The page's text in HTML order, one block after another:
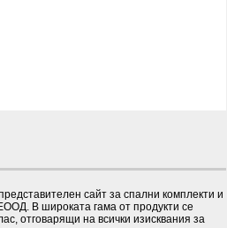
сайт за спални комплекти и
В широката гама от продукти се
отговарящи на всички изисквания за